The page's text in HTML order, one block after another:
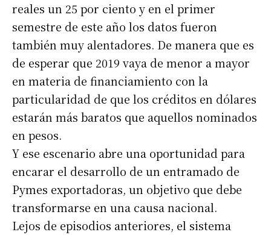
reales un 25 por ciento y en el primer
semestre de este año los datos fueron
también muy alentadores. De manera que es
de esperar que 2019 vaya de menor a mayor
en materia de financiamiento con la
particularidad de que los créditos en dólares
estarán más baratos que aquellos nominados
en pesos.
Y ese escenario abre una oportunidad para
encarar el desarrollo de un entramado de
Pymes exportadoras, un objetivo que debe
transformarse en una causa nacional.
Lejos de episodios anteriores, el sistema